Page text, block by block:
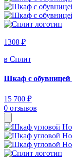
1308 ₽
в Сплит
Шкаф с
15 700 ₽
0 отзывов